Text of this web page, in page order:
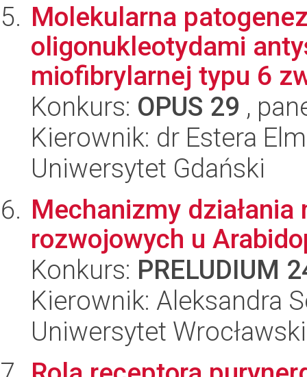
Molekularna
oligonukleotydami
miofibrylarnej typu 6
Konkurs: OPUS 29 ,
Kierownik: dr Estera
Uniwersytet Gdański
Mechanizmy
rozwojowych u
Konkurs: PRELUDIUM
Kierownik: Aleksandra
Uniwersytet Wrocławski